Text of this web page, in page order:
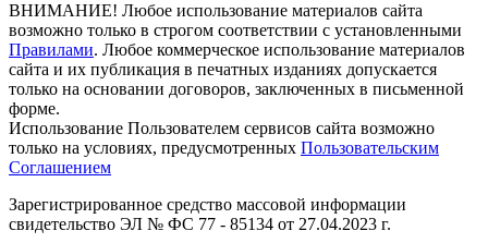
ВНИМАНИЕ! Любое использование материалов сайта
возможно только в строгом соответствии с установленными
Правилами. Любое коммерческое использование материалов
сайта и их публикация в печатных изданиях допускается
только на основании договоров, заключенных в письменной
форме.
Использование Пользователем сервисов сайта возможно
только на условиях, предусмотренных Пользовательским
Соглашением
Зарегистрированное средство массовой информации
свидетельство ЭЛ № ФС 77 - 85134 от 27.04.2023 г.